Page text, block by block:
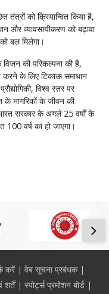
तंत्रों को क्रियान्वित किया है,
और व्यावसायीकरण को बढ़ावा
बल मिलेगा।
की परिकल्पना की है,
करने के लिए टिकाऊ समाधान
विश्व स्तर पर
के नागरिकों के जीवन की
सरकार के अगले 25 वर्षों के
वर्ष का हो जाएगा।
करें
वेब सूचना प्रबंधक
शर्तें
स्पोर्ट्स प्रमोशन बोर्ड